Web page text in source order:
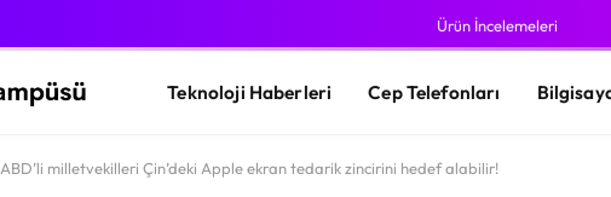
Ürün İncelemeleri
Teknoloji Haberleri Cep Telefonları
ABD’li milletvekilleri Çin’deki Apple ekran tedarik zincirini hedef alabilir!